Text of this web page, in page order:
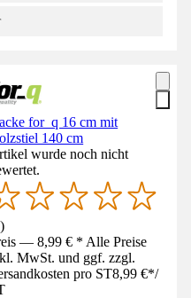
for_q 16 cm mit
140 cm
wurde noch nicht
)
— 8,99 € * Alle Preise
MwSt. und ggf. zzgl.
pro ST8,99 €*/